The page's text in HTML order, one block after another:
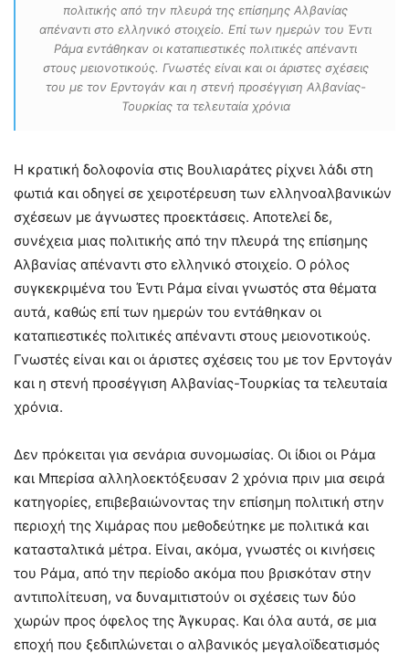
πολιτικής από την πλευρά της επίσημης Αλβανίας
απέναντι στο ελληνικό στοιχείο. Επί των ημερών του Έντι
Ράμα εντάθηκαν οι καταπιεστικές πολιτικές απέναντι
στους μειονοτικούς. Γνωστές είναι και οι άριστες σχέσεις
του με τον Ερντογάν και η στενή προσέγγιση Αλβανίας-
Τουρκίας τα τελευταία χρόνια
Η κρατική δολοφονία στις Βουλιαράτες ρίχνει λάδι στη
φωτιά και οδηγεί σε χειροτέρευση των ελληνοαλβανικών
σχέσεων με άγνωστες προεκτάσεις. Αποτελεί δε,
συνέχεια μιας πολιτικής από την πλευρά της επίσημης
Αλβανίας απέναντι στο ελληνικό στοιχείο. Ο ρόλος
συγκεκριμένα του Έντι Ράμα είναι γνωστός στα θέματα
αυτά, καθώς επί των ημερών του εντάθηκαν οι
καταπιεστικές πολιτικές απέναντι στους μειονοτικούς.
Γνωστές είναι και οι άριστες σχέσεις του με τον Ερντογάν
και η στενή προσέγγιση Αλβανίας-Τουρκίας τα τελευταία
χρόνια.
Δεν πρόκειται για σενάρια συνομωσίας. Οι ίδιοι οι Ράμα
και Μπερίσα αλληλοεκτόξευσαν 2 χρόνια πριν μια σειρά
κατηγορίες, επιβεβαιώνοντας την επίσημη πολιτική στην
περιοχή της Χιμάρας που μεθοδεύτηκε με πολιτικά και
κατασταλτικά μέτρα. Είναι, ακόμα, γνωστές οι κινήσεις
του Ράμα, από την περίοδο ακόμα που βρισκόταν στην
αντιπολίτευση, να δυναμιτιστούν οι σχέσεις των δύο
χωρών προς όφελος της Άγκυρας. Και όλα αυτά, σε μια
εποχή που ξεδιπλώνεται ο αλβανικός μεγαλοϊδεατισμός